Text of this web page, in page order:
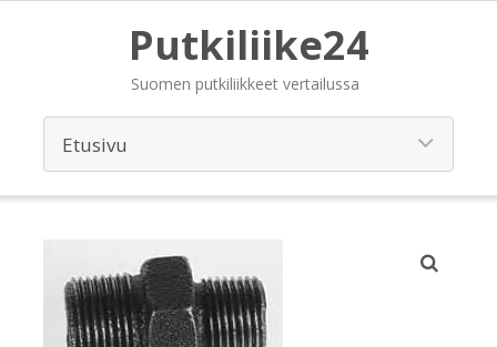
Putkiliike24
Suomen putkiliikkeet vertailussa